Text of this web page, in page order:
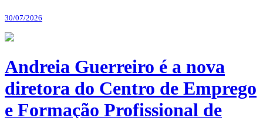
30/07/2026
Andreia Guerreiro é a nova
diretora do Centro de Emprego
e Formação Profissional de